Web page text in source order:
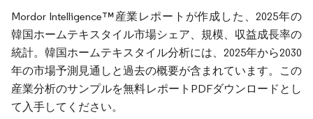
Mordor Intelligence™産業レポートが作成した、2025年の
韓国ホームテキスタイル市場シェア、規模、収益成長率の
統計。韓国ホームテキスタイル分析には、2025年から2030
年の市場予測見通しと過去の概要が含まれています。この
産業分析のサンプルを無料レポートPDFダウンロードとし
て入手してください。